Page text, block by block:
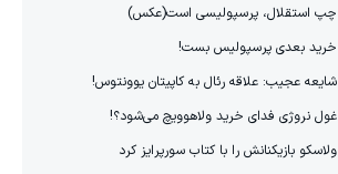
چپ استقلال، پرسپولیسی است(عکس)
خرید بعدی پرسپولیس بست!
شایعه عجیب: علاقه رئال به کاپیتان یوونتوس!
غول نروژی فدای خرید ولاهوویچ می‌شود؟!
ولاسکو بازیکنانش را با کتاب سورپرایز کرد